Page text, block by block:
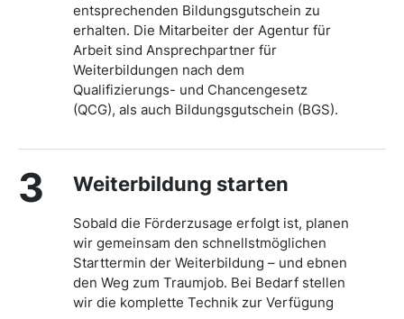
entsprechenden Bildungsgutschein zu
erhalten. Die Mitarbeiter der Agentur für
Arbeit sind Ansprechpartner für
Weiterbildungen nach dem
Qualifizierungs- und Chancengesetz
(QCG), als auch Bildungsgutschein (BGS).
3 Weiterbildung starten
Sobald die Förderzusage erfolgt ist, planen
wir gemeinsam den schnellstmöglichen
Starttermin der Weiterbildung – und ebnen
den Weg zum Traumjob. Bei Bedarf stellen
wir die komplette Technik zur Verfügung